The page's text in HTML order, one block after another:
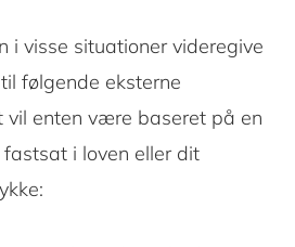
i visse situationer videregive
følgende eksterne
vil enten være baseret på en
i loven eller dit